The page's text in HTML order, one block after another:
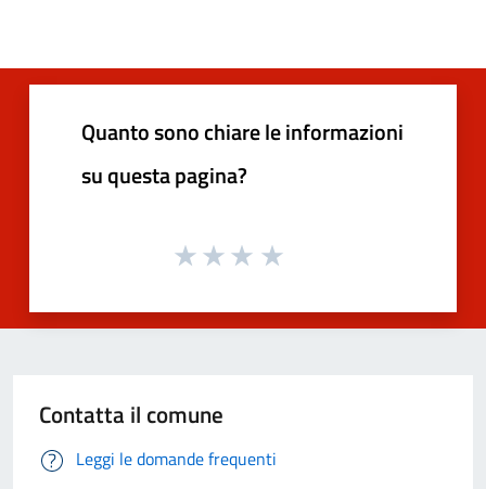
Quanto sono chiare le informazioni
su questa pagina?
Contatta il comune
Leggi le domande frequenti